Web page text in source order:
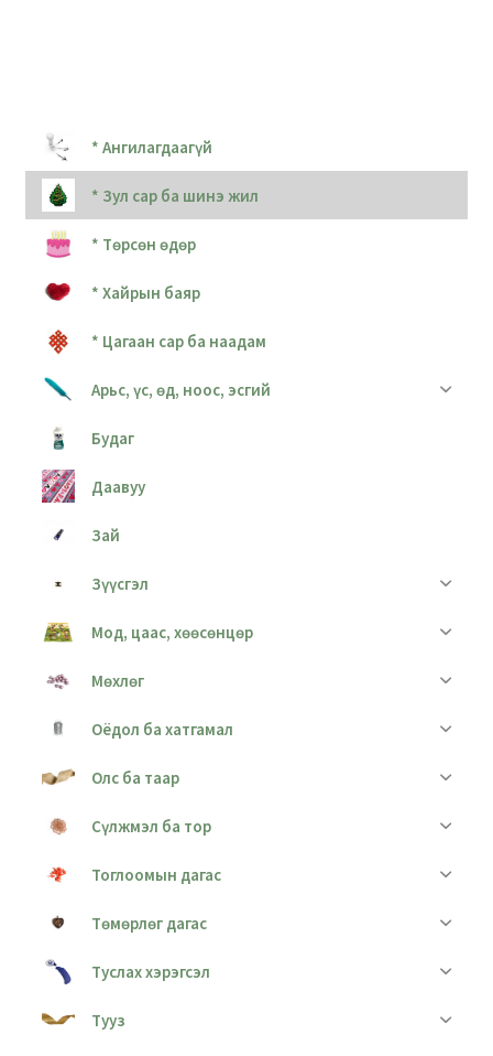
* Ангилагдаагүй
* Зул сар ба шинэ жил
* Төрсөн өдөр
* Хайрын баяр
* Цагаан сар ба наадам
Арьс, үс, өд, ноос, эсгий
Будаг
Даавуу
Зай
Зүүсгэл
Мод, цаас, хөөсөнцөр
Мөхлөг
Оёдол ба хатгамал
Олс ба таар
Сүлжмэл ба тор
Тоглоомын дагас
Төмөрлөг дагас
Туслах хэрэгсэл
Тууз